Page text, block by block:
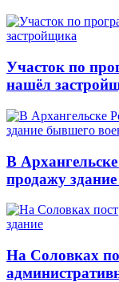
Участок по
нашёл
В
продажу
На Соловках